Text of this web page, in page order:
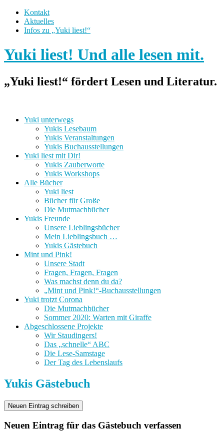
Kontakt
Aktuelles
Infos zu „Yuki liest!“
Yuki liest! Und alle lesen mit.
„Yuki liest!“ fördert Lesen und Literatur.
Yuki unterwegs
Yukis Lesebaum
Yukis Veranstaltungen
Yukis Buchausstellungen
Yuki liest mit Dir!
Yukis Zauberworte
Yukis Workshops
Alle Bücher
Yuki liest
Bücher für Große
Die Mutmachbücher
Yukis Freunde
Unsere Lieblingsbücher
Mein Lieblingsbuch …
Yukis Gästebuch
Mint und Pink!
Unsere Stadt
Fragen, Fragen, Fragen
Was machst denn du da?
„Mint und Pink!“-Buchausstellungen
Yuki trotzt Corona
Die Mutmachbücher
Sommer 2020: Warten mit Giraffe
Abgeschlossene Projekte
Wir Staudingers!
Das „schnelle“ ABC
Die Lese-Samstage
Der Tag des Lebenslaufs
Yukis Gästebuch
Neuen Eintrag für das Gästebuch verfassen